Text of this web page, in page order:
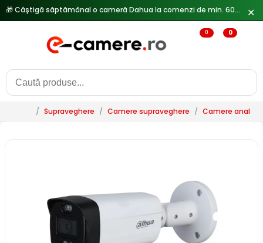
🔥Reduceri de pana la 25% doar in luna iulie → Vezi ofertele ✕
0 0
/ Supraveghere / Camere supraveghere / Camere